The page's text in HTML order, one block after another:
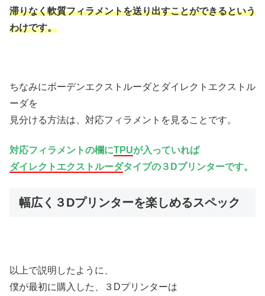
滞りなく軟質フィラメントを送り出すことができるという
わけです。
ちなみにボーデンエクストルーダとダイレクトエクストル
ーダを
見分ける方法は、対応フィラメントを見ることです。
対応フィラメントの欄にTPUが入っていれば
ダイレクトエクストルーダタイプの３Dプリンターです。
幅広く３Dプリンターを楽しめるスペック
以上で説明したように、
僕が最初に購入した、３Dプリンターは